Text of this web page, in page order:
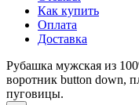
Как купить
Оплата
Доставка
Рубашка мужская из
воротник button down,
пуговицы.